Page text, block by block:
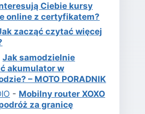
Ciebie kursy
online z certyfikatem?
zacząć czytać więcej
Jak samodzielnie
akumulator w
– MOTO PORADNIK
- Mobilny router XOXO
za granicę